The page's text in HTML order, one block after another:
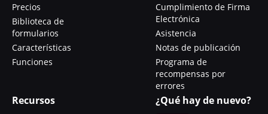
Precios
Biblioteca de
formularios
Características
Funciones
Cumplimiento de Firma
Electrónica
Asistencia
Notas de publicación
Programa de
recompensas por
errores
Recursos ¿Qué hay de nuevo?